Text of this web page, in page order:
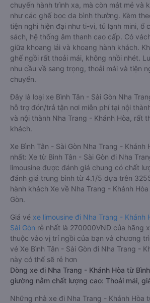
chuyến hành trình xa, mà còn mát mẻ và
như các ghế bọc da bình thường. Kèm
tiện nghi hiện đại như ti-vi, tủ lạnh mini, ổ
sách, hệ thống âm thanh cao cấp. Có
giữa khoang lái và khoang hành khách.
ghế ngồi rất thoải mái, không nhồi nhét.
nhu cầu về sang trọng, thoải mái và tiện
chuyển.
Đây là loại xe Bình Tân - Sài Gòn Nha
hỗ trợ đón/trả tận nơi miễn phí tại nội
và nội thành Nha Trang - Khánh Hòa, rất
khách.
Xe Bình Tân - Sài Gòn Nha Trang - Khánh
nhất: Xe từ Bình Tân - Sài Gòn đi Nha
limousine được đánh giá chung có chất
đánh giá trung bình từ 4.1/5 dựa trên
hành khách Xe về Nha Trang - Khánh
Gòn.
Giá vé xe limousine đi Nha Trang - Khánh
Sài Gòn rẻ nhất là 270000VND của hãng
thuộc vào vị trí ngồi của bạn và chương
vé Xe Bình Tân - Sài Gòn đi Nha Trang -
này có thể sẽ rẻ hơn
Dòng xe đi Nha Trang - Khánh Hòa từ
giường nằm chất lượng cao: Thoải mái,
Những nhà xe đi Nha Trang - Khánh Hòa